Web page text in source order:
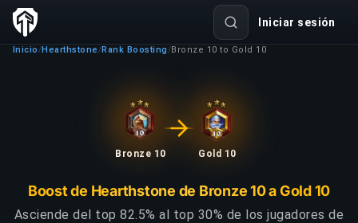
Iniciar sesión
Inicio /Hearthstone /Rank Boosting /Bronze 10 to Gold 10
Bronze 10 Gold 10
Boost de Hearthstone de Bronze 10 a Gold 10
Asciende del top 82.5% al top 30% de los jugadores de